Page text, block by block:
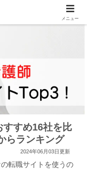
すめ16社を比
らランキング
2024年06月03日更新
転職サイトを使うの
メニュー